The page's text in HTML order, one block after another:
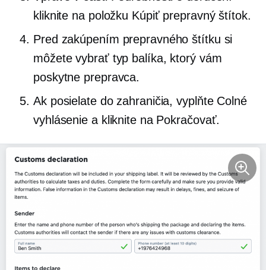
kliknite na položku Kúpiť prepravný štítok.
Pred zakúpením prepravného štítku si
môžete vybrať typ balíka, ktorý vám
poskytne prepravca.
Ak posielate do zahraničia, vyplňte Colné
vyhlásenie a kliknite na Pokračovať.